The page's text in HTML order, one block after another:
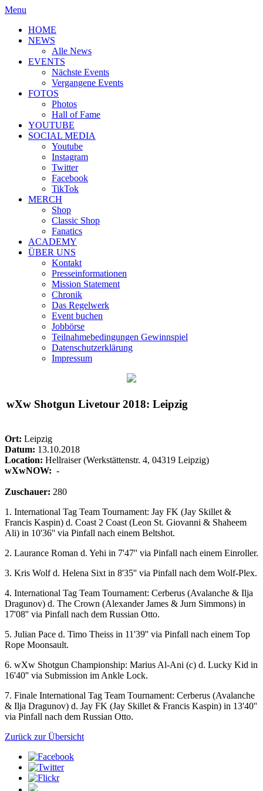
Menu
HOME
NEWS
Alle News
EVENTS
Nächste Events
Vergangene Events
FOTOS
Photos
Hall of Fame
YOUTUBE
SOCIAL MEDIA
Youtube
Instagram
Twitter
Facebook
TikTok
MERCH
Shop
Classic Shop
Fanatics
ACADEMY
ÜBER UNS
Kontakt
Presseinformationen
Mission Statement
Chronik
Das Regelwerk
Event buchen
Jobbörse
Teilnahmebedingungen Gewinnspiel
Datenschutzerklärung
Impressum
wXw Shotgun Livetour 2018: Leipzig
Ort: Leipzig
Datum: 13.10.2018
Location: Hellraiser (Werkstättenstr. 4, 04319 Leipzig)
wXwNOW: -
Zuschauer: 280
1. International Tag Team Tournament: Jay FK (Jay Skillet &
Francis Kaspin) d. Coast 2 Coast (Leon St. Giovanni & Shaheem
Ali) in 10'36'' via Pinfall nach einem Beltshot.
2. Laurance Roman d. Yehi in 7'47'' via Pinfall nach einem Einroller.
3. Kris Wolf d. Helena Sixt in 8'35'' via Pinfall nach dem Wolf-Plex.
4. International Tag Team Tournament: Cerberus (Avalanche & Ilja
Dragunov) d. The Crown (Alexander James & Jurn Simmons) in
17'08'' via Pinfall nach dem Russian Otto.
5. Julian Pace d. Timo Theiss in 11'39'' via Pinfall nach einem Top
Rope Moonsault.
6. wXw Shotgun Championship: Marius Al-Ani (c) d. Lucky Kid in
16'40'' via Submission im Ankle Lock.
7. Finale International Tag Team Tournament: Cerberus (Avalanche
& Ilja Dragunov) d. Jay FK (Jay Skillet & Francis Kaspin) in 13'40''
via Pinfall nach dem Russian Otto.
Zurück zur Übersicht